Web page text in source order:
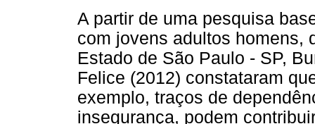
A partir de uma pesquisa
com jovens adultos homens,
Estado de São Paulo - SP,
Felice (2012) constataram
exemplo, traços de
insegurança, podem